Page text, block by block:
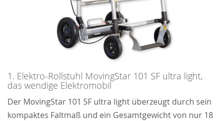
1. Elektro-Rollstuhl MovingStar 101 SF ultra light,
das wendige Elektromobil
Der MovingStar 101 SF ultra light überzeugt durch sein
kompaktes Faltmaß und ein Gesamtgewicht von nur 18